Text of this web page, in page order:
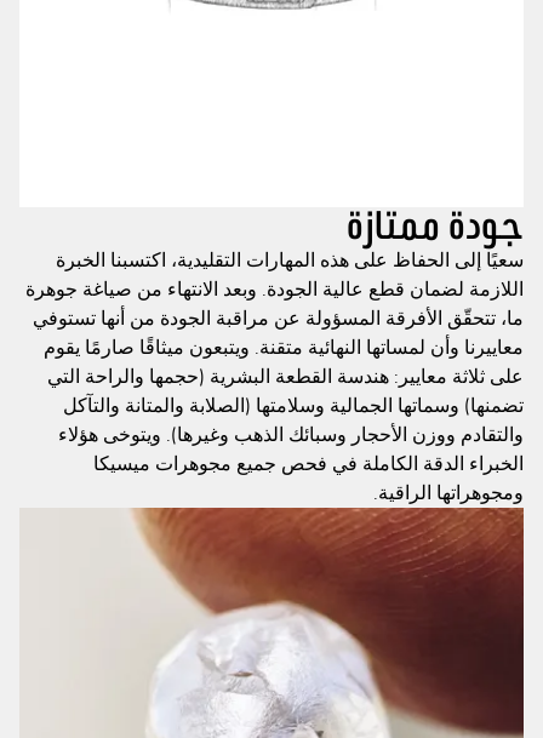
جودة ممتازة
سعيًا إلى الحفاظ على هذه المهارات التقليدية، اكتسبنا الخبرة
اللازمة لضمان قطع عالية الجودة. وبعد الانتهاء من صياغة جوهرة
ما، تتحقّق الأفرقة المسؤولة عن مراقبة الجودة من أنها تستوفي
معاييرنا وأن لمساتها النهائية متقنة. ويتبعون ميثاقًا صارمًا يقوم
على ثلاثة معايير: هندسة القطعة البشرية (حجمها والراحة التي
تضمنها) وسماتها الجمالية وسلامتها (الصلابة والمتانة والتآكل
والتقادم ووزن الأحجار وسبائك الذهب وغيرها). ويتوخى هؤلاء
الخبراء الدقة الكاملة في فحص جميع مجوهرات ميسيكا
ومجوهراتها الراقية.